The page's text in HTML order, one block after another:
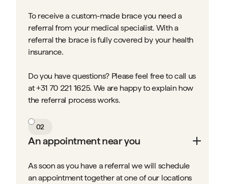
To receive a custom-made brace you need a
referral from your medical specialist. With a
referral the brace is fully covered by your health
insurance.
Do you have questions? Please feel free to call us
at +31 70 221 1625. We are happy to explain how
the referral process works.
02
An appointment near you
As soon as you have a referral we will schedule
an appointment together at one of our locations